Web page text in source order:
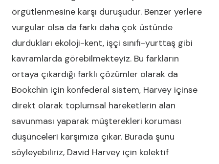
örgütlenmesine karşı duruşudur. Benzer yerlere
vurgular olsa da farkı daha çok üstünde
durdukları ekoloji-kent, işçi sınıfı-yurttaş gibi
kavramlarda görebilmekteyiz. Bu farkların
ortaya çıkardığı farklı çözümler olarak da
Bookchin için konfederal sistem, Harvey içinse
direkt olarak toplumsal hareketlerin alan
savunması yaparak müşterekleri koruması
düşünceleri karşımıza çıkar. Burada şunu
söyleyebiliriz, David Harvey için kolektif